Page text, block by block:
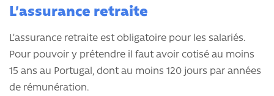
L’assurance retraite
L’assurance retraite est obligatoire pour les salariés.
Pour pouvoir y prétendre il faut avoir cotisé au moins
15 ans au Portugal, dont au moins 120 jours par années
de rémunération.